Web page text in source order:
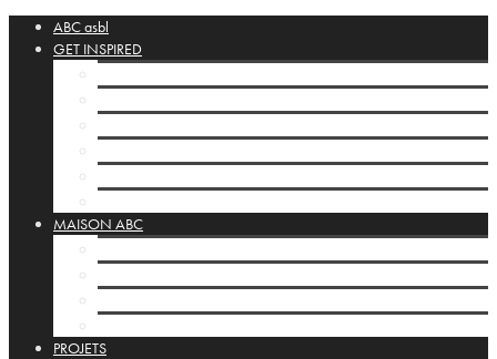
ABC asbl
GET INSPIRED
MAISON ABC
PROJETS